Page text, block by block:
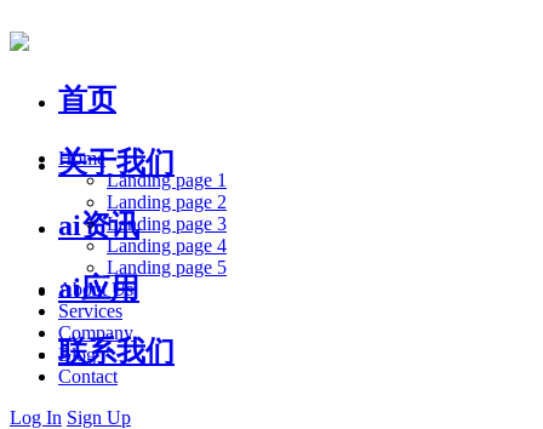
首页
关于我们
ai资讯
ai应用
联系我们
Home
Landing page 1
Landing page 2
Landing page 3
Landing page 4
Landing page 5
About Us
Services
Company
Blog
Contact
Log In Sign Up